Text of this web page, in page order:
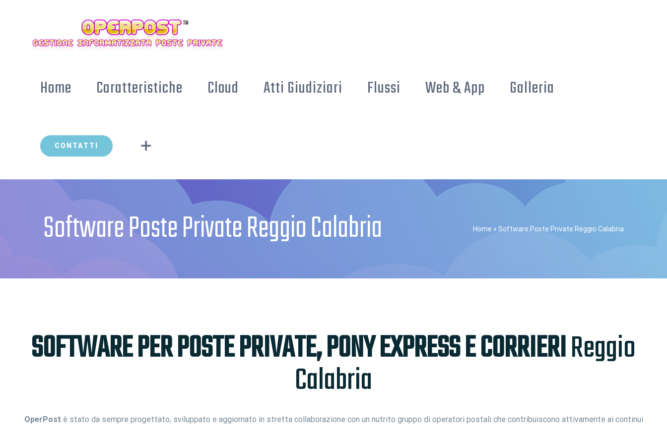
Home Caratteristiche Cloud Atti Giudiziari Flussi Web & App Galleria
CONTATTI
Software Poste Private Reggio Calabria Home » Software Poste Private Reggio Calabria
SOFTWARE PER POSTE PRIVATE, PONY EXPRESS E CORRIERIReggio
Calabria
OperPost è stato da sempre progettato, sviluppato e aggiornato in stretta collaborazione con un nutrito gruppo di operatori postali che contribuiscono attivamente ai continui